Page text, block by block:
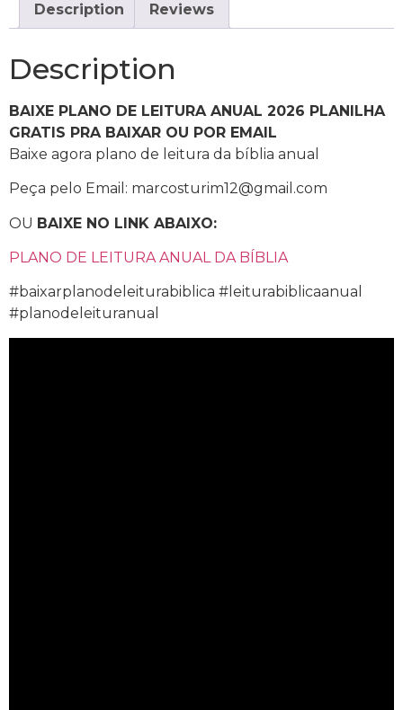
Description Reviews
Description
BAIXE PLANO DE LEITURA ANUAL 2026 PLANILHA
GRATIS PRA BAIXAR OU POR EMAIL
Baixe agora plano de leitura da bíblia anual
Peça pelo Email: marcosturim12@gmail.com
OU BAIXE NO LINK ABAIXO:
PLANO DE LEITURA ANUAL DA BÍBLIA
#baixarplanodeleiturabiblica #leiturabiblicaanual
#planodeleituranual